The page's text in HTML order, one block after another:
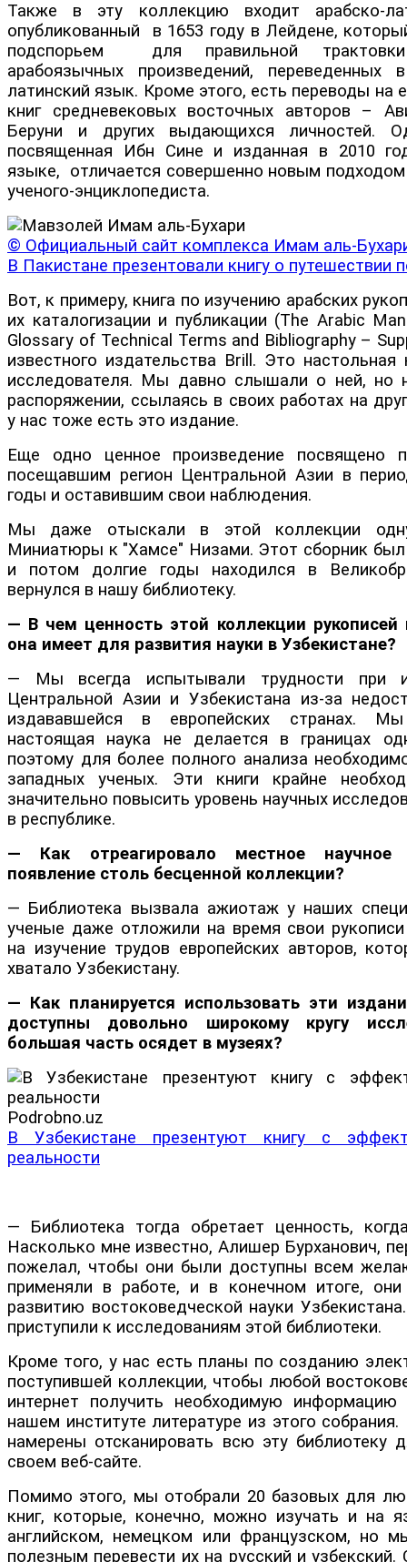
Также в эту коллекцию входит арабско-
опубликованный в 1653 году в Лейдене,
подспорьем для правильной трактовки
арабоязычных произведений,
латинский язык. Кроме этого, есть переводы на
книг средневековых восточных авторов –
Беруни и других выдающихся личностей.
посвященная Ибн Сине и изданная в 2010
языке, отличается совершенно новым
ученого-энциклопедиста.
© Официальный сайт комплекса Имам аль-
В Пакистане презентовали книгу о путешествии
Вот, к примеру, книга по изучению арабских
их каталогизации и публикации (The Arabic
Glossary of Technical Terms and Bibliography –
известного издательства Brill. Это
исследователя. Мы давно слышали о ней, но
распоряжении, ссылаясь в своих работах на
у нас тоже есть это издание.
Еще одно ценное произведение посвящено
посещавшим регион Центральной Азии в
годы и оставившим свои наблюдения.
Мы даже отыскали в этой коллекции
Миниатюры к "Хамсе" Низами. Этот сборник был
и потом долгие годы находился в
вернулся в нашу библиотеку.
— В чем ценность этой коллекции рукописей
она имеет для развития науки в Узбекистане?
— Мы всегда испытывали трудности при
Центральной Азии и Узбекистана из-за
издававшейся в европейских странах.
настоящая наука не делается в границах
поэтому для более полного анализа
западных ученых. Эти книги крайне
значительно повысить уровень научных
в республике.
— Как отреагировало местное научное
появление столь бесценной коллекции?
— Библиотека вызвала ажиотаж у наших
ученые даже отложили на время свои
на изучение трудов европейских авторов,
хватало Узбекистану.
— Как планируется использовать эти
доступны довольно широкому кругу
большая часть осядет в музеях?
Podrobno.uz
В Узбекистане презентуют книгу с
реальности
— Библиотека тогда обретает ценность,
Насколько мне известно, Алишер Бурханович,
пожелал, чтобы они были доступны всем
применяли в работе, и в конечном итоге,
развитию востоковедческой науки
приступили к исследованиям этой библиотеки.
Кроме того, у нас есть планы по созданию
поступившей коллекции, чтобы любой
интернет получить необходимую
нашем институте литературе из этого
намерены отсканировать всю эту библиотеку
своем веб-сайте.
Помимо этого, мы отобрали 20 базовых для
книг, которые, конечно, можно изучать и на
английском, немецком или французском, но
полезным перевести их на русский и